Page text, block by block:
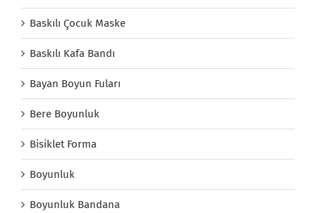
Baskılı Çocuk Maske
Baskılı Kafa Bandı
Bayan Boyun Fuları
Bere Boyunluk
Bisiklet Forma
Boyunluk
Boyunluk Bandana